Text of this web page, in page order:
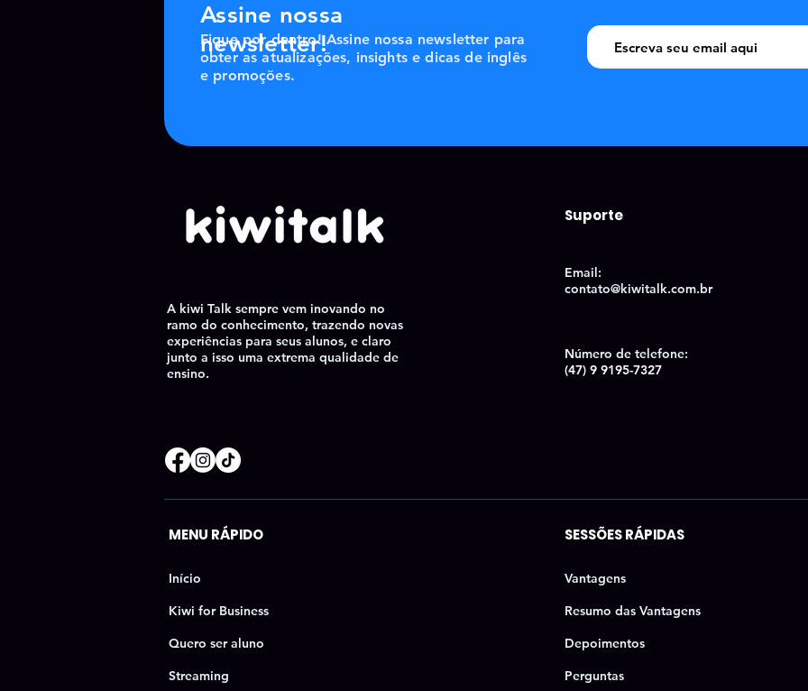
Fique por dentro! Assine nossa newsletter para
obter as atualizações, insights e dicas de inglês
e promoções.
Assine nossa
newsletter!
A kiwi Talk sempre vem inovando no
ramo do conhecimento, trazendo novas
experiências para seus alunos, e claro
junto a isso uma extrema qualidade de
ensino.
Suporte
Email:
contato@kiwitalk.com.br
Número de telefone:
(47) 9 9195-7327
MENU RÁPIDO
Início
Kiwi for Business
Quero ser aluno
Streaming
SESSÕES RÁPIDAS
Vantagens
Resumo das Vantagens
Depoimentos
Perguntas